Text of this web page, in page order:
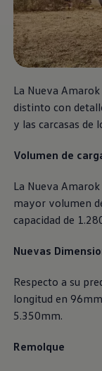
La Nueva Amarok
distinto con
y las carcasas de
Volumen de
La Nueva Amarok
mayor volumen
capacidad de
Nuevas
Respecto a su
longitud en
5.350mm.
Remolque